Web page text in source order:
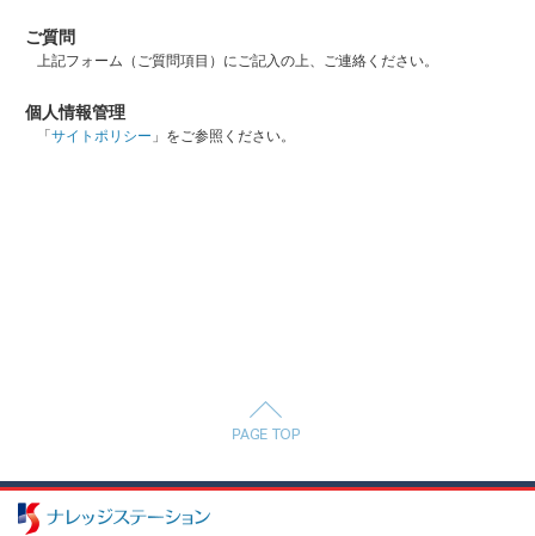
ご質問
上記フォーム（ご質問項目）にご記入の上、ご連絡ください。
個人情報管理
「サイトポリシー 」をご参照ください。